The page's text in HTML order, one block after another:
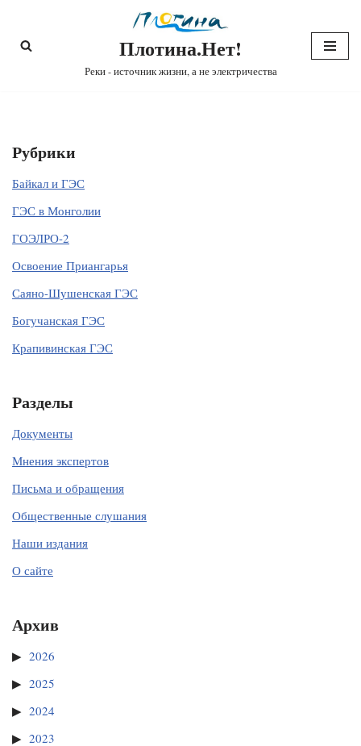
Перейти
Плотина.Нет!
Реки - источник жизни, а не электричества
Рубрики
Байкал и ГЭС
ГЭС в Монголии
ГОЭЛРО-2
Освоение Приангарья
Саяно-Шушенская ГЭС
Богучанская ГЭС
Крапивинская ГЭС
Разделы
Документы
Мнения экспертов
Письма и обращения
Общественные слушания
Наши издания
О сайте
Архив
2026
2025
2024
2023